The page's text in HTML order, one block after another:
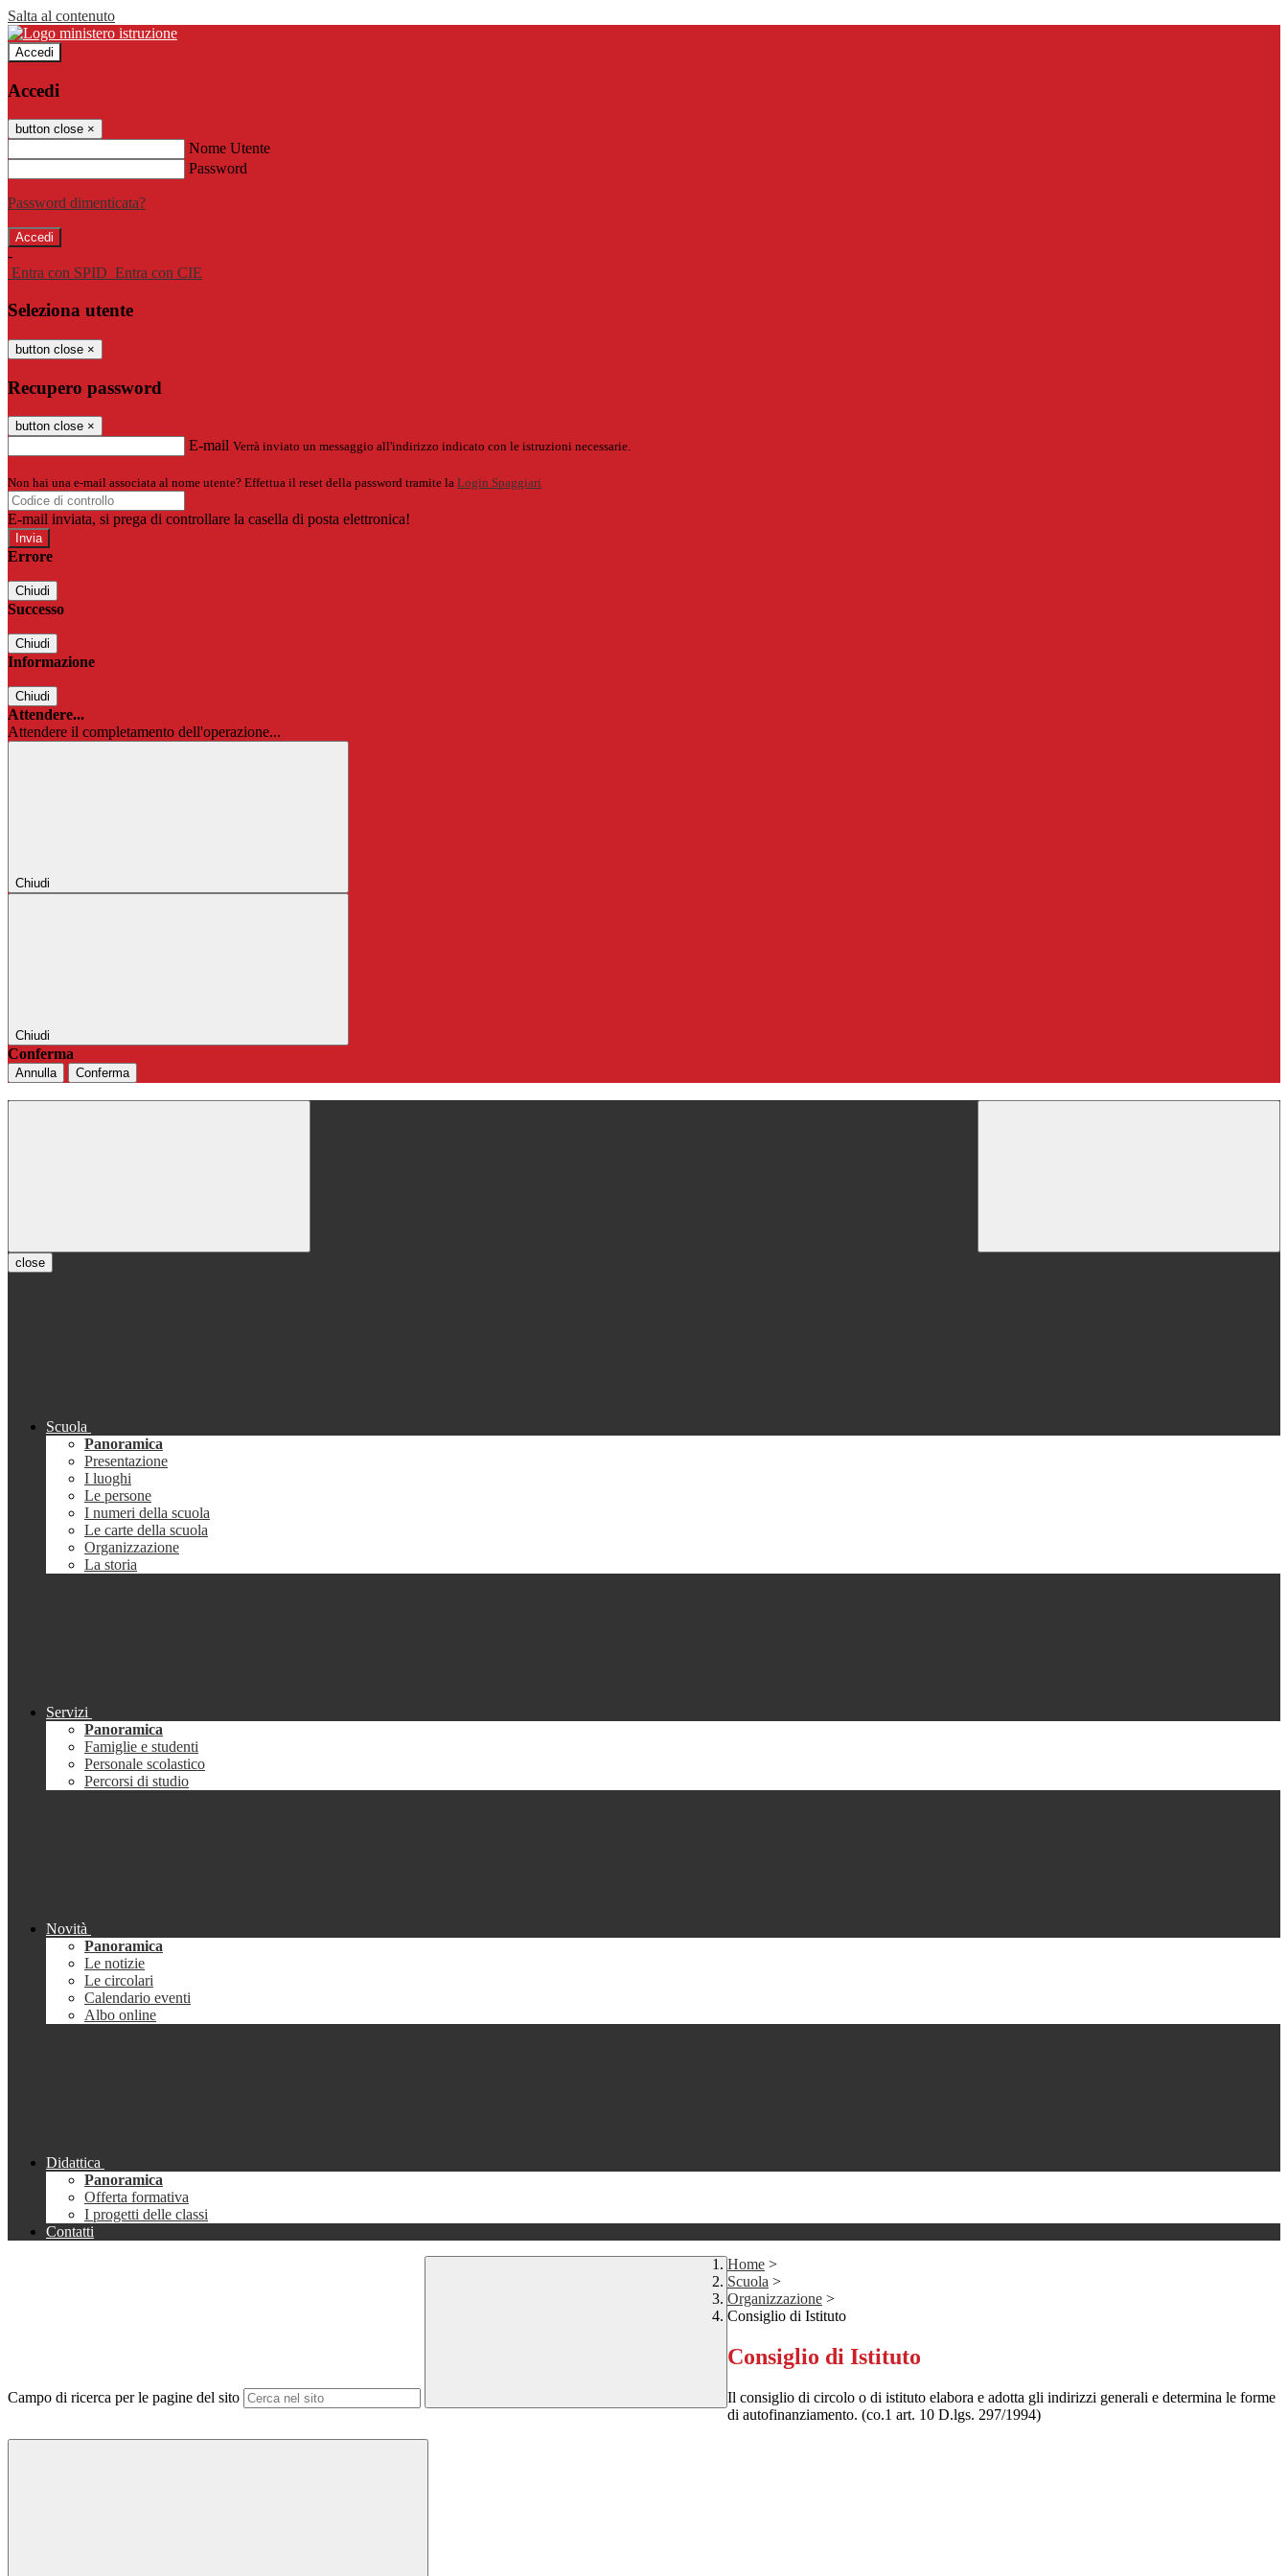
Salta al contenuto
Accedi
Accedi
button close ×
Nome Utente
Password
Password dimenticata?
-
Entra con SPID Entra con CIE
Seleziona utente
button close ×
Recupero password
button close ×
E-mail Verrà inviato un messaggio all'indirizzo indicato con le istruzioni necessarie.
Non hai una e-mail associata al nome utente? Effettua il reset della password tramite la Login Spaggiari
E-mail inviata, si prega di controllare la casella di posta elettronica!
Errore
Chiudi
Successo
Chiudi
Informazione
Chiudi
Attendere...
Attendere il completamento dell'operazione...
Chiudi
Chiudi
Conferma
Annulla Conferma
close
Scuola
Panoramica
Presentazione
I luoghi
Le persone
I numeri della scuola
Le carte della scuola
Organizzazione
La storia
Servizi
Panoramica
Famiglie e studenti
Personale scolastico
Percorsi di studio
Novità
Panoramica
Le notizie
Le circolari
Calendario eventi
Albo online
Didattica
Panoramica
Offerta formativa
I progetti delle classi
Contatti
Campo di ricerca per le pagine del sito
Home >
Scuola >
Organizzazione >
Consiglio di Istituto
Consiglio di Istituto
Il consiglio di circolo o di istituto elabora e adotta gli indirizzi generali e determina le forme
di autofinanziamento. (co.1 art. 10 D.lgs. 297/1994)